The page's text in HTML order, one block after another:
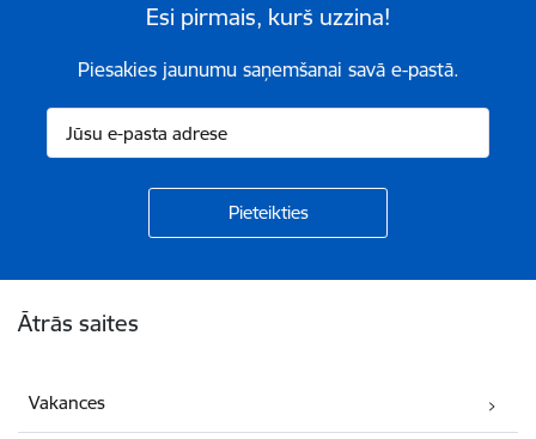
Esi pirmais, kurš uzzina!
Piesakies jaunumu saņemšanai savā e-pastā.
Ātrās saites
Vakances